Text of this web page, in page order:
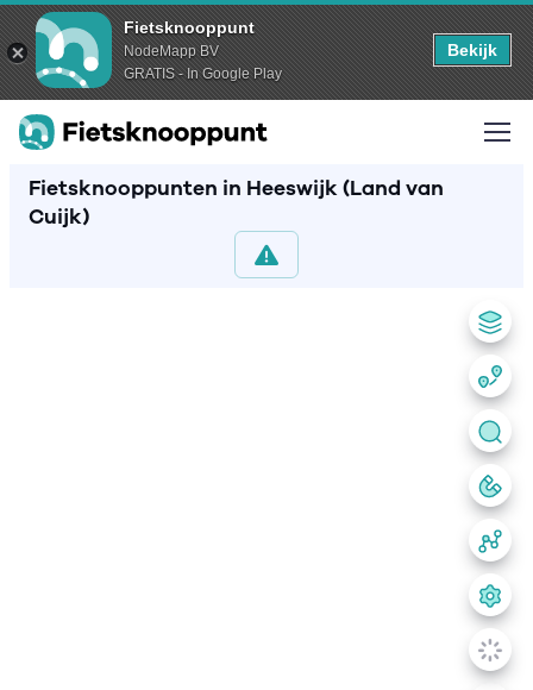
Fietsknooppunt
NodeMapp BV
GRATIS - In Google Play
Bekijk
Fietsknooppunten in Heeswijk (Land van
Cuijk)